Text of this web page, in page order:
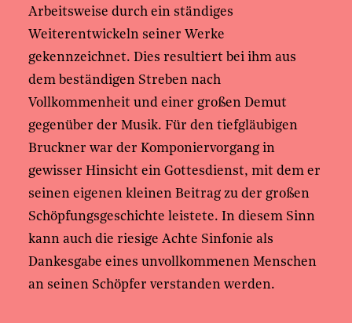
Arbeitsweise durch ein ständiges
Weiterentwickeln seiner Werke
gekennzeichnet. Dies resultiert bei ihm aus
dem beständigen Streben nach
Vollkommenheit und einer großen Demut
gegenüber der Musik. Für den tiefgläubigen
Bruckner war der Komponiervorgang in
gewisser Hinsicht ein Gottesdienst, mit dem er
seinen eigenen kleinen Beitrag zu der großen
Schöpfungsgeschichte leistete. In diesem Sinn
kann auch die riesige Achte Sinfonie als
Dankesgabe eines unvollkommenen Menschen
an seinen Schöpfer verstanden werden.